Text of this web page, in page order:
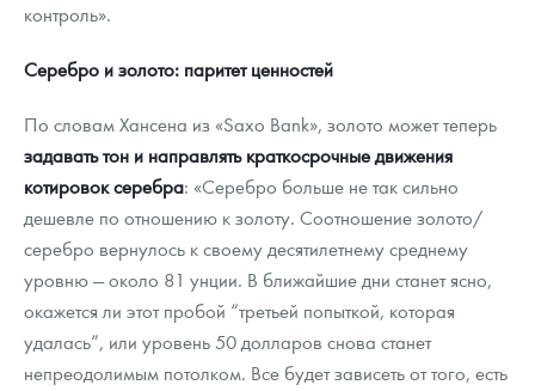
контроль».
Серебро и золото: паритет ценностей
По словам Хансена из «Saxo Bank», золото может теперь
задавать тон и направлять краткосрочные движения
котировок серебра: «Серебро больше не так сильно
дешевле по отношению к золоту. Соотношение золото/
серебро вернулось к своему десятилетнему среднему
уровню — около 81 унции. В ближайшие дни станет ясно,
окажется ли этот пробой “третьей попыткой, которая
удалась”, или уровень 50 долларов снова станет
непреодолимым потолком. Все будет зависеть от того, есть